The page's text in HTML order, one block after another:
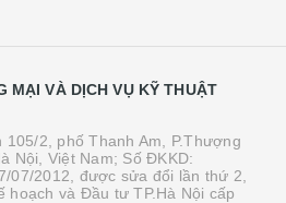
MẠI VÀ DỊCH VỤ KỸ THUẬT
2, phố Thanh Am, P.Thượng
Nội, Việt Nam; Số ĐKKD:
07/2012, được sửa đổi lần thứ 2,
hoạch và Đầu tư TP.Hà Nội cấp